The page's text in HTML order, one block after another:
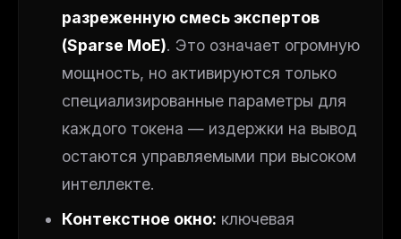
разреженную смесь экспертов
(Sparse MoE). Это означает огромную
мощность, но активируются только
специализированные параметры для
каждого токена — издержки на вывод
остаются управляемыми при высоком
интеллекте.
Контекстное окно: ключевая